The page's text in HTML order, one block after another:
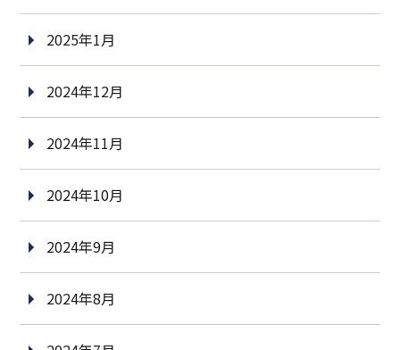
2025年1月
2024年12月
2024年11月
2024年10月
2024年9月
2024年8月